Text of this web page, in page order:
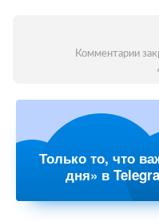
Комментарии
Только то, что
дня» в